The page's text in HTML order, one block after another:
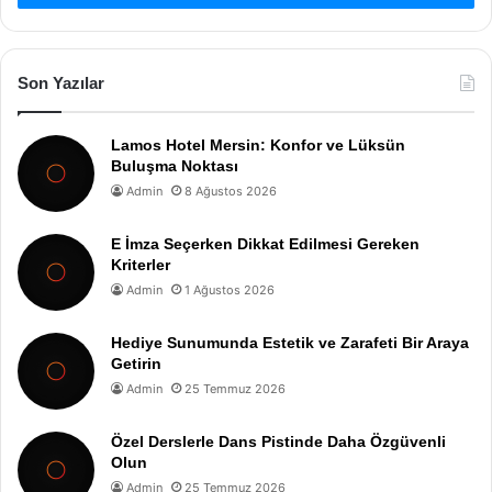
Son Yazılar
Lamos Hotel Mersin: Konfor ve Lüksün
Buluşma Noktası
Admin 8 Ağustos 2026
E İmza Seçerken Dikkat Edilmesi Gereken
Kriterler
Admin 1 Ağustos 2026
Hediye Sunumunda Estetik ve Zarafeti Bir Araya
Getirin
Admin 25 Temmuz 2026
Özel Derslerle Dans Pistinde Daha Özgüvenli
Olun
Admin 25 Temmuz 2026